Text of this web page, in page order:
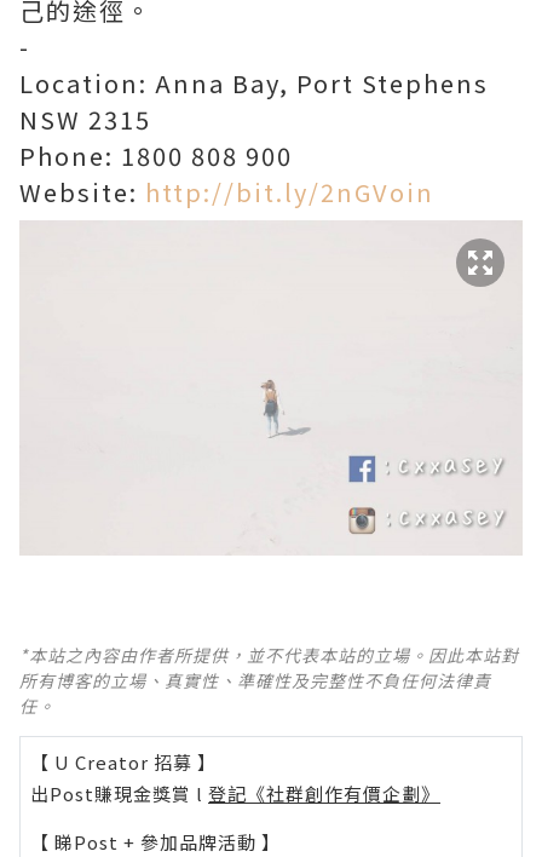
己的途徑。
-
Location: Anna Bay, Port Stephens
NSW 2315
Phone: 1800 808 900
Website: http://bit.ly/2nGVoin
*本站之內容由作者所提供，並不代表本站的立場。因此本站對
所有博客的立場、真實性、準確性及完整性不負任何法律責
任。
【 U Creator 招募 】
出Post賺現金獎賞 l 登記《社群創作有價企劃》
【 睇Post + 參加品牌活動 】